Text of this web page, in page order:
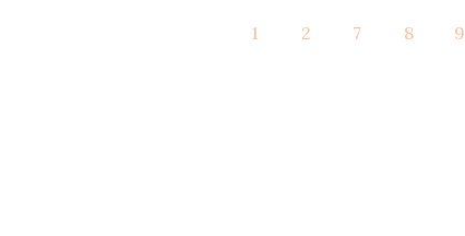
Tham vấn Interlink
1 2 7 8 9